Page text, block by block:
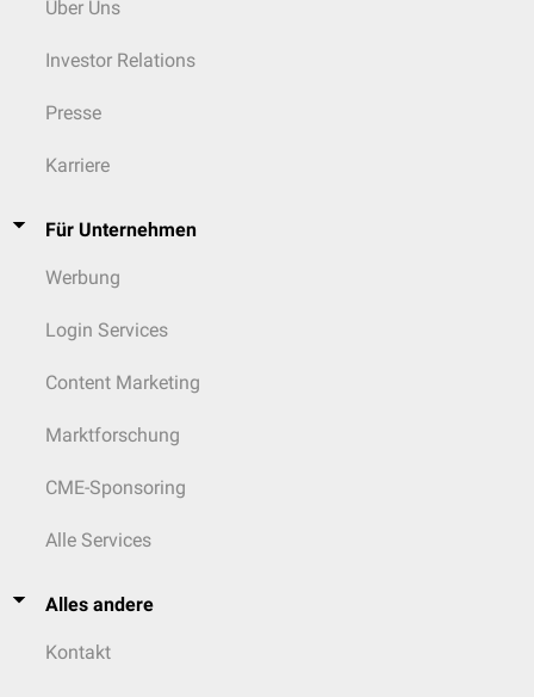
Über Uns
Investor Relations
Presse
Karriere
Für Unternehmen
Werbung
Login Services
Content Marketing
Marktforschung
CME-Sponsoring
Alle Services
Alles andere
Kontakt